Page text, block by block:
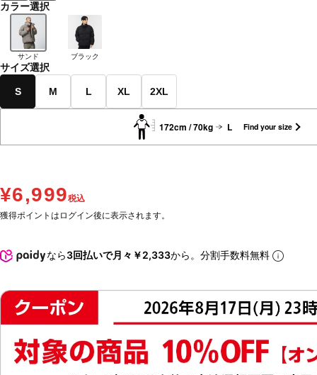
カラー選択
サンド ブラック
サイズ選択
S M L XL 2XL
172cm / 70kg L Find your size
¥6,999税込
獲得ポイントはログイン後に表示されます。
なら3回払いで月々￥2,333から。分割手数料無料